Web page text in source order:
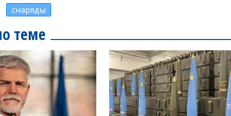
снаряды
теме